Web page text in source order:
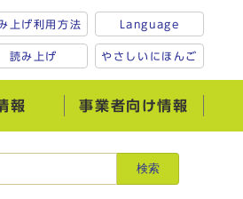
上げ利用方法
読み上げ
Language
やさしいにほんご
報 事業者向け情報
検索